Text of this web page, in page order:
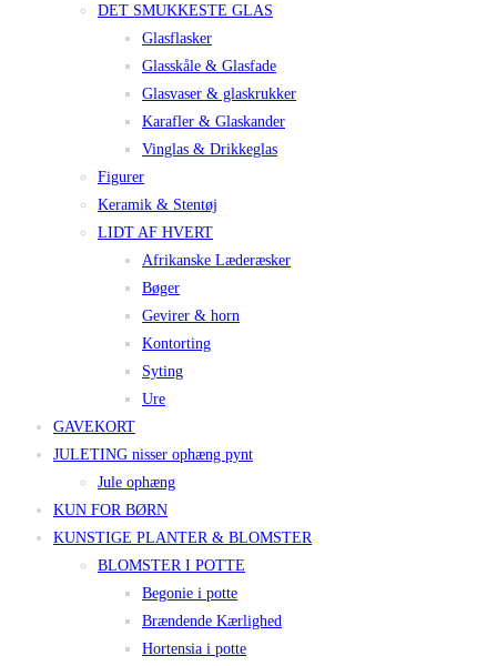
DET SMUKKESTE GLAS
Glasflasker
Glasskåle & Glasfade
Glasvaser & glaskrukker
Karafler & Glaskander
Vinglas & Drikkeglas
Figurer
Keramik & Stentøj
LIDT AF HVERT
Afrikanske Læderæsker
Bøger
Gevirer & horn
Kontorting
Syting
Ure
GAVEKORT
JULETING nisser ophæng pynt
Jule ophæng
KUN FOR BØRN
KUNSTIGE PLANTER & BLOMSTER
BLOMSTER I POTTE
Begonie i potte
Brændende Kærlighed
Hortensia i potte